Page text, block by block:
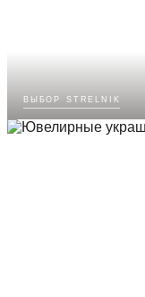
выбор strelnik